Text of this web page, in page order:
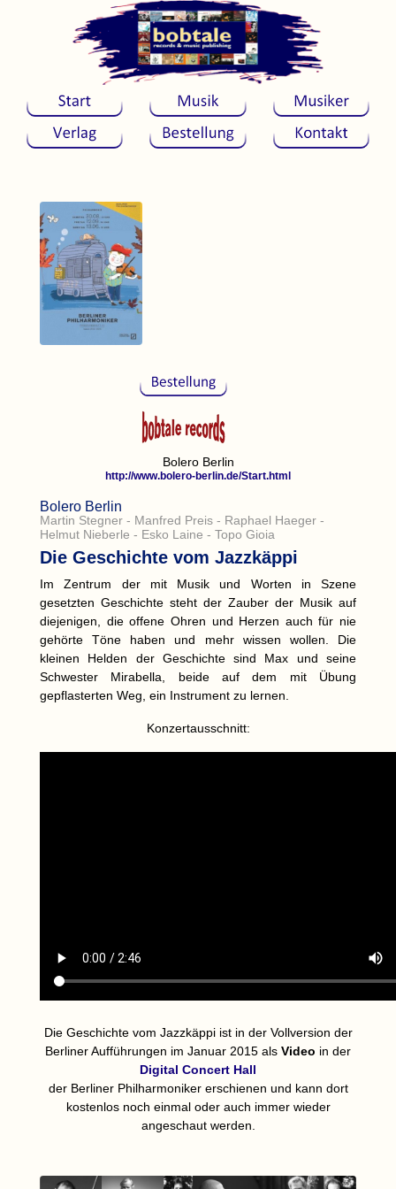
Bolero Berlin
http://www.bolero-berlin.de/Start.html
Bolero Berlin
Martin Stegner - Manfred Preis - Raphael Haeger -
Helmut Nieberle - Esko Laine - Topo Gioia
Die Geschichte vom Jazzkäppi
Im Zentrum der mit Musik und Worten in Szene
gesetzten Geschichte steht der Zauber der Musik auf
diejenigen, die offene Ohren und Herzen auch für nie
gehörte Töne haben und mehr wissen wollen. Die
kleinen Helden der Geschichte sind Max und seine
Schwester Mirabella, beide auf dem mit Übung
gepflasterten Weg, ein Instrument zu lernen.
Konzertausschnitt:
Die Geschichte vom Jazzkäppi ist in der Vollversion der
Berliner Aufführungen im Januar 2015 als Video in der
Digital Concert Hall
der Berliner Philharmoniker erschienen und kann dort
kostenlos noch einmal oder auch immer wieder
angeschaut werden.